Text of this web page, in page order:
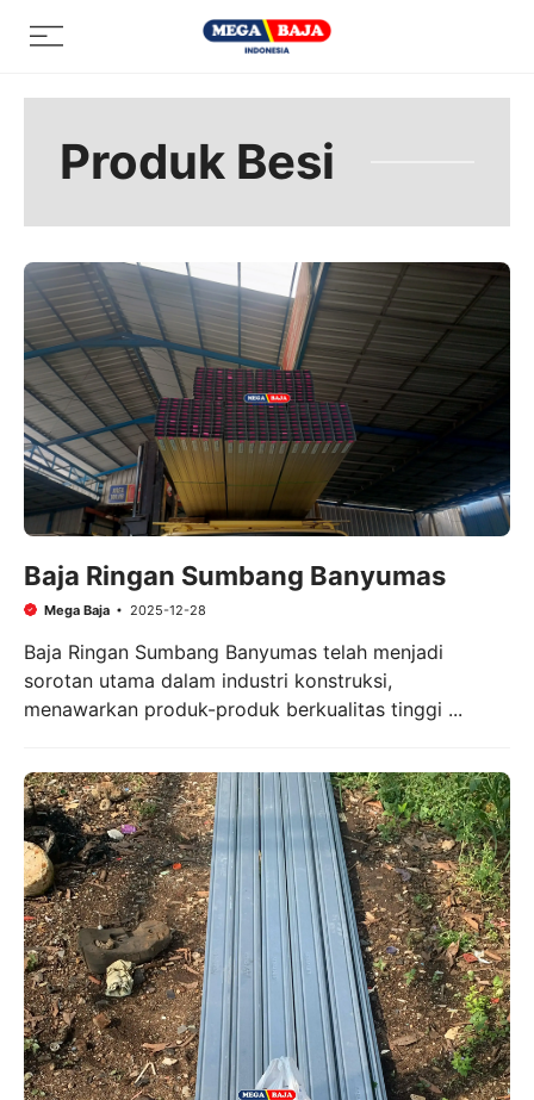
Menu
Produk Besi
Baja Ringan Sumbang Banyumas
Mega Baja 2025-12-28
Baja Ringan Sumbang Banyumas telah menjadi
sorotan utama dalam industri konstruksi,
menawarkan produk-produk berkualitas tinggi ...